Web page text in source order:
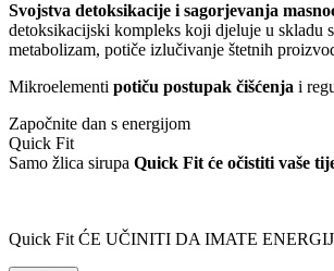
Svojstva detoksikacije i sagorjevanja
detoksikacijski kompleks koji djeluje u skladu
metabolizam, potiče izlučivanje štetnih
Mikroelementi potiču postupak čišćenja i
Započnite dan s energijom
Quick Fit
Samo žlica sirupa Quick Fit će očistiti vaše
Quick Fit ĆE UČINITI DA IMATE